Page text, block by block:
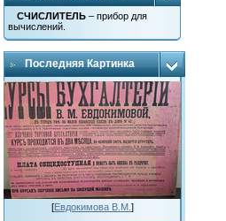
СЧИСЛИТЕЛЬ – прибор для
вычислений.
Последняя Картинка
[Евдокимова В.М. ]